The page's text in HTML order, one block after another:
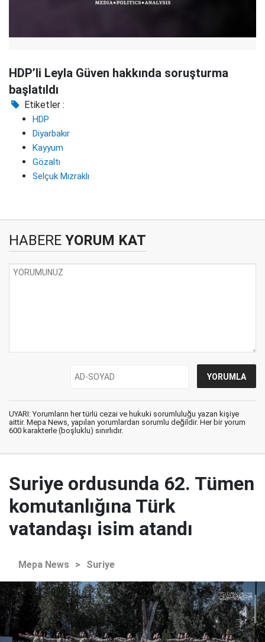
HDP’li Leyla Güven hakkında soruşturma
başlatıldı
Etiketler :
HDP
Diyarbakır
Kayyum
Gözaltı
Selçuk Mızraklı
HABERE YORUM KAT
UYARI: Yorumların her türlü cezai ve hukuki sorumluluğu yazan kişiye
aittir. Mepa News, yapılan yorumlardan sorumlu değildir. Her bir yorum
600 karakterle (boşluklu) sınırlıdır.
Suriye ordusunda 62. Tümen
komutanlığına Türk
vatandaşı isim atandı
Mepa News > Suriye